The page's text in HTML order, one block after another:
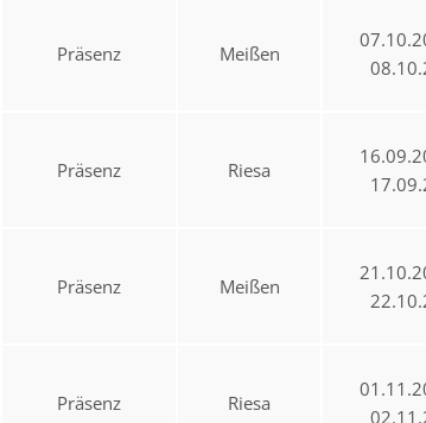
Präsenz Meißen
Präsenz Riesa
Präsenz Meißen
Präsenz Riesa